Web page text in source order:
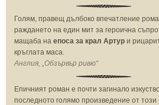
Голям, правещ дълбоко впечатление
раждането на един мит за героична
мащаба на епоса за крал Артур и
кръглата маса.
Англия, „Обзървър ривю“
Епичният роман е почти загинало
последното голямо произведение от